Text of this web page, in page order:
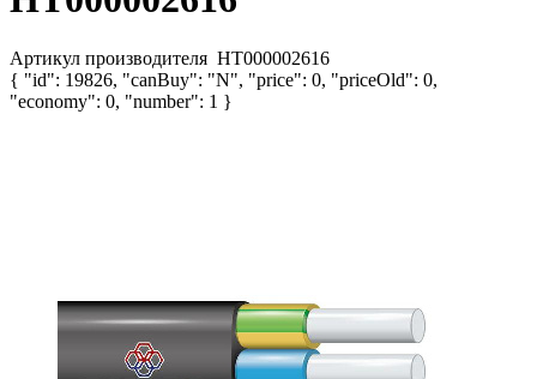
Артикул производителя НТ000002616
{ "id": 19826, "canBuy": "N", "price": 0, "priceOld": 0,
"economy": 0, "number": 1 }